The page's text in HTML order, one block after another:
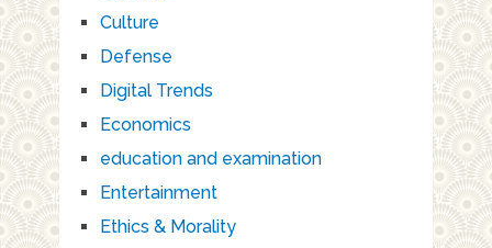
Culture
Defense
Digital Trends
Economics
education and examination
Entertainment
Ethics & Morality